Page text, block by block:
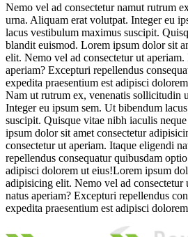
Nemo vel ad consectetur namut rutrum
urna. Aliquam erat volutpat. Integer eu
lacus vestibulum maximus suscipit.
blandit euismod. Lorem ipsum dolor sit
elit. Nemo vel ad consectetur ut
aperiam? Excepturi repellendus
expedita praesentium est adipisci
Nam ut rutrum ex, venenatis sollicitudin
Integer eu ipsum sem. Ut bibendum
suscipit. Quisque vitae nibh iaculis
ipsum dolor sit amet consectetur
consectetur ut aperiam. Itaque eligendi
repellendus consequatur quibusdam
adipisci dolorem ut eius!Lorem ipsum
adipisicing elit. Nemo vel ad consectetur
natus aperiam? Excepturi repellendus
expedita praesentium est adipisci